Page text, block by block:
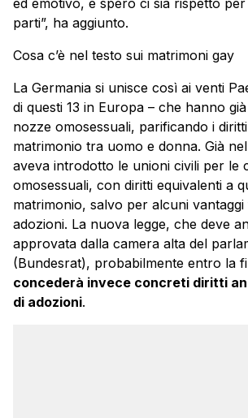
parti”, ha aggiunto.
Cosa c’è nel testo sui matrimoni gay
La Germania si unisce così ai venti
di questi 13 in Europa – che hanno
nozze omosessuali, parificando i
matrimonio tra uomo e donna. Già
aveva introdotto le unioni civili per le
omosessuali, con diritti equivalenti a
matrimonio, salvo per alcuni
adozioni. La nuova legge, che deve
approvata dalla camera alta del
(Bundesrat), probabilmente entro la
concederà invece concreti diritti
di adozioni.